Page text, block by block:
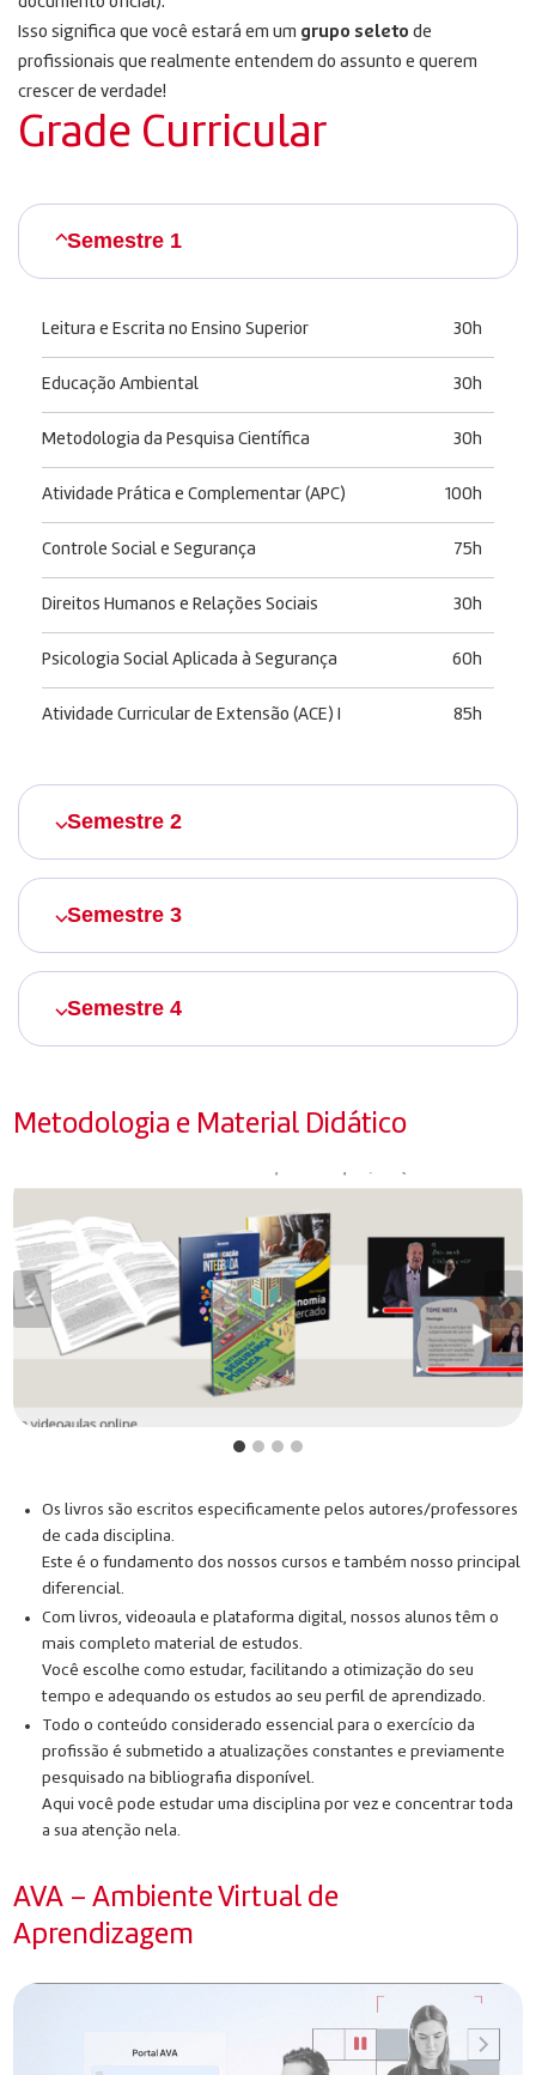
Isso significa que você estará em um grupo seleto de
profissionais que realmente entendem do assunto e querem
crescer de verdade!
Grade Curricular
Semestre 1
Leitura e Escrita no Ensino Superior 30h
Educação Ambiental 30h
Metodologia da Pesquisa Científica 30h
Atividade Prática e Complementar (APC) 100h
Controle Social e Segurança 75h
Direitos Humanos e Relações Sociais 30h
Psicologia Social Aplicada à Segurança 60h
Atividade Curricular de Extensão (ACE) I 85h
Semestre 2
Semestre 3
Semestre 4
Metodologia e Material Didático
Os livros são escritos especificamente pelos autores/professores
de cada disciplina.
Este é o fundamento dos nossos cursos e também nosso principal
diferencial.
Com livros, videoaula e plataforma digital, nossos alunos têm o
mais completo material de estudos.
Você escolhe como estudar, facilitando a otimização do seu
tempo e adequando os estudos ao seu perfil de aprendizado.
Todo o conteúdo considerado essencial para o exercício da
profissão é submetido a atualizações constantes e previamente
pesquisado na bibliografia disponível.
Aqui você pode estudar uma disciplina por vez e concentrar toda
a sua atenção nela.
AVA – Ambiente Virtual de
Aprendizagem